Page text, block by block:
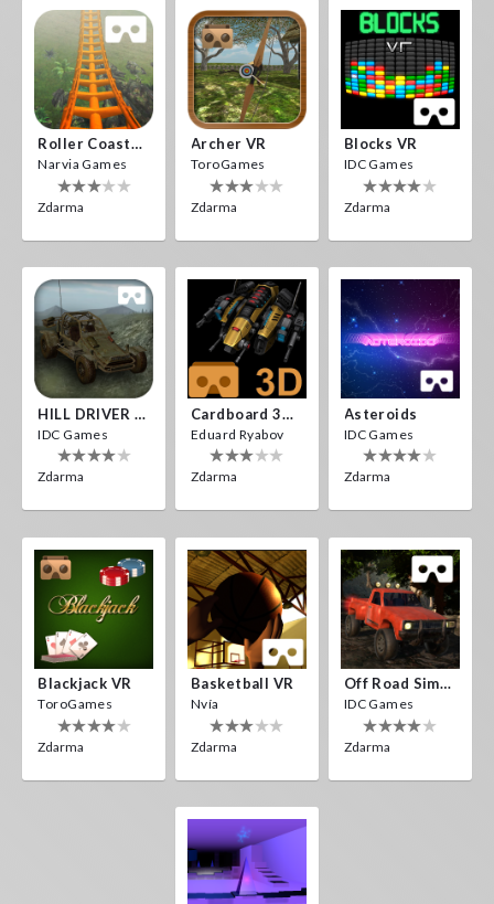
Roller Coaster VR
Narvia Games
Zdarma
Archer VR
ToroGames
Zdarma
Blocks VR
IDC Games
Zdarma
HILL DRIVER VR
IDC Games
Zdarma
Cardboard 3D VR Space FPS Game
Eduard Ryabov
Zdarma
Asteroids
IDC Games
Zdarma
Blackjack VR
ToroGames
Zdarma
Basketball VR
Nvía
Zdarma
Off Road Simulator VR
IDC Games
Zdarma